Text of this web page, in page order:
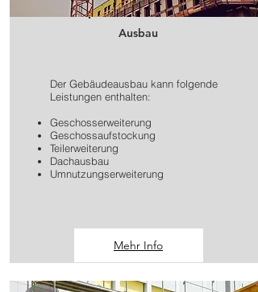
Ausbau
Der Gebäudeausbau kann folgende
Leistungen enthalten:
Geschosserweiterung
Geschossaufstockung
Teilerweiterung
Dachausbau
Umnutzungserweiterung
Mehr Info